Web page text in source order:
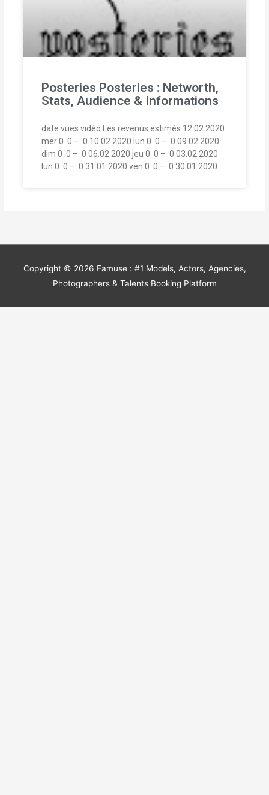
Posteries Posteries : Networth,
Stats, Audience & Informations
date vues vidéo Les revenus estimés 12.02.2020
mer 0  0 –  0 10.02.2020 lun 0  0 –  0 09.02.2020
dim 0  0 –  0 06.02.2020 jeu 0  0 –  0 03.02.2020
lun 0  0 –  0 31.01.2020 ven 0  0 –  0 30.01.2020
Copyright © 2026 Famuse : #1 Models, Actors, Agencies,
Photographers & Talents Booking Platform